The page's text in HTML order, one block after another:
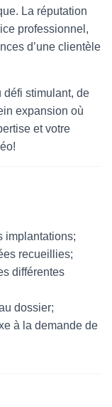
La réputation
professionnel,
d’une clientèle
défi stimulant, de
expansion où
et votre
implantations;
recueillies;
différentes
dossier;
à la demande de